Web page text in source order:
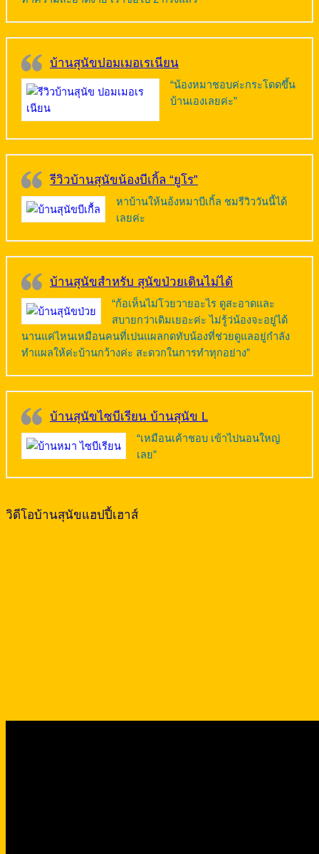
บ้านสุนัขปอมเมอเรเนียน
“น้องหมาชอบค่ะกระโดดขึ้น
บ้านเองเลยค่ะ”
รีวิวบ้านสุนัขน้องบีเกิ้ล “ยูโร”
หาบ้านให้นอ้งหมาบีเกิ้ล ชมรีวิววันนี้ได้
เลยค่ะ
บ้านสุนัขสำหรับ สุนัขป่วยเดินไม่ได้
“ก้อเห็นไม่โวยวายอะไร ดูสะอาดและ
สบายกว่าเดิมเยอะค่ะ ไม่รู้ว่น้องจะอยู่ได้
นานแค่ไหนเหมือนคนที่เปนแผลกดทับน้องที่ช่วยดูแลอยู่กำลัง
ทำแผลให้ค่ะบ้านกว้างค่ะ สะดวกในการทำทุกอย่าง”
บ้านสุนัขไซบีเรียน บ้านสุนัข L
“เหมือนเค้าชอบ เข้าไปนอนใหญ่
เลย”
วิดีโอบ้านสุนัขแฮปปี้เฮาส์